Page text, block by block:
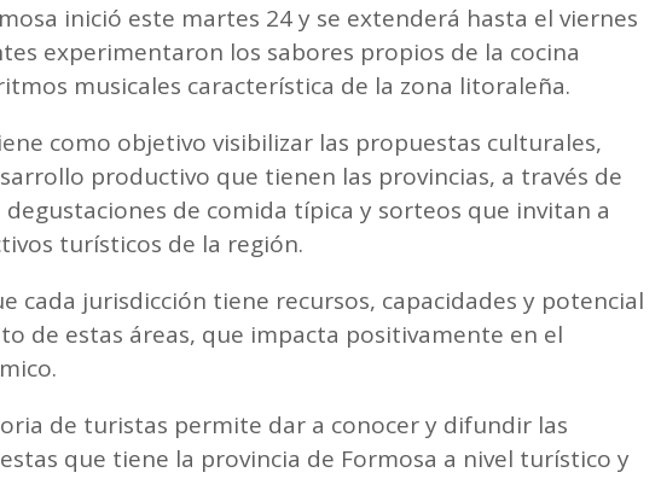
inició este martes 24 y se extenderá hasta el viernes
experimentaron los sabores propios de la cocina
musicales característica de la zona litoraleña.
como objetivo visibilizar las propuestas culturales,
productivo que tienen las provincias, a través de
degustaciones de comida típica y sorteos que invitan a
turísticos de la región.
cada jurisdicción tiene recursos, capacidades y potencial
de estas áreas, que impacta positivamente en el
de turistas permite dar a conocer y difundir las
que tiene la provincia de Formosa a nivel turístico y